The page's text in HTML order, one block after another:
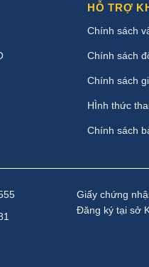
HỖ TRỢ
Chính sách
Chính sách
Chính sách
HÌnh thức
Chính sách
Giấy chứng
Đăng ký tại sở